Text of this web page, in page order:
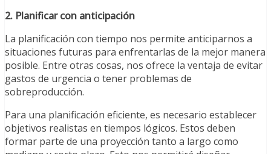
2. Planificar con anticipación
La planificación con tiempo nos permite anticiparnos a
situaciones futuras para enfrentarlas de la mejor manera
posible. Entre otras cosas, nos ofrece la ventaja de evitar
gastos de urgencia o tener problemas de
sobreproducción.
Para una planificación eficiente, es necesario establecer
objetivos realistas en tiempos lógicos. Estos deben
formar parte de una proyección tanto a largo como